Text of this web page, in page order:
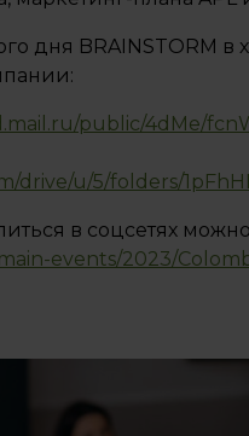
дня BRAINSTORM
public/4dMe/
drive/u/5/folders/
в соцсетях
events/2023/